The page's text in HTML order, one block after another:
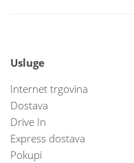
Usluge
Internet trgovina
Dostava
Drive In
Express dostava
Pokupi